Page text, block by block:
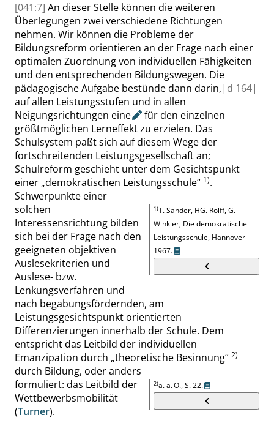
[041:7] An dieser Stelle können die weiteren
Überlegungen zwei verschiedene Richtungen
nehmen. Wir können die Probleme der
Bildungsreform orientieren an der Frage nach einer
optimalen Zuordnung von individuellen Fähigkeiten
und den entsprechenden Bildungswegen. Die
pädagogische Aufgabe bestünde dann darin, | d 164|
auf allen Leistungsstufen und in allen
Neigungsrichtungen eine
für den einzelnen
größtmöglichen Lerneffekt zu erzielen. Das
Schulsystem paßt sich auf diesem Wege der
fortschreitenden Leistungsgesellschaft an;
Schulreform geschieht unter dem Gesichtspunkt
einer „demokratischen Leistungsschule“ 1)
1)T. Sander, HG. Rolff, G.
Winkler, Die demokratische
Leistungsschule, Hannover
1967.
.
Schwerpunkte einer
solchen
Interessensrichtung bilden
sich bei der Frage nach den
geeigneten objektiven
Auslesekriterien und
Auslese- bzw.
Lenkungsverfahren und
nach begabungsfördernden, am
Leistungsgesichtspunkt orientierten
Differenzierungen innerhalb der Schule. Dem
entspricht das Leitbild der individuellen
Emanzipation durch „theoretische Besinnung“ 2)
2)a. a. O.,S.22.
durch Bildung, oder anders
formuliert: das Leitbild der
Wettbewerbsmobilität
(Turner).